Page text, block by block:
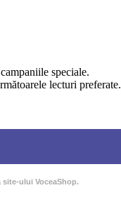
speciale.
lecturi preferate.
ului VoceaShop.